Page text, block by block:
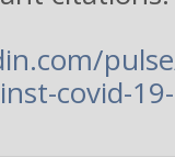
covid-